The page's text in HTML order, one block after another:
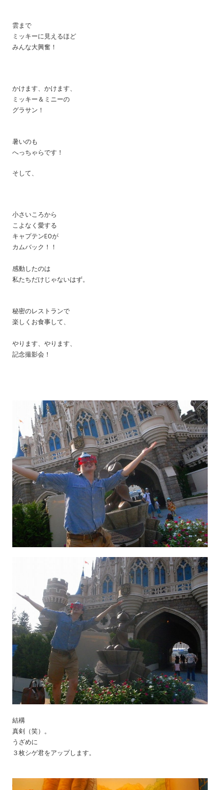
雲まで
ミッキーに見えるほど
みんな大興奮！
かけます、かけます、
ミッキー＆ミニーの
グラサン！
暑いのも
へっちゃらです！
そして、
小さいころから
こよなく愛する
キャプテンEOが
カムバック！！
感動したのは
私たちだけじゃないはず。
秘密のレストランで
楽しくお食事して、
やります、やります、
記念撮影会！
結構
真剣（笑）。
うざめに
３枚シゲ君をアップします。